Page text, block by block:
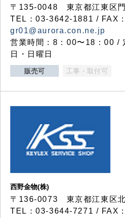
〒135-0048 東京都江東区
TEL：03-3642-1881 / FAX
gr01@aurora.con.ne.jp
営業時間：8：00〜18：00 /
日・日曜日
販売可 工事・取付可
西野金物(株)
〒136-0073 東京都江東区
TEL：03‐3644‐7271 / FAX